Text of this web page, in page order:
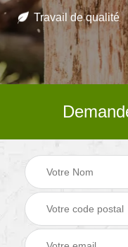
Travail de qualité